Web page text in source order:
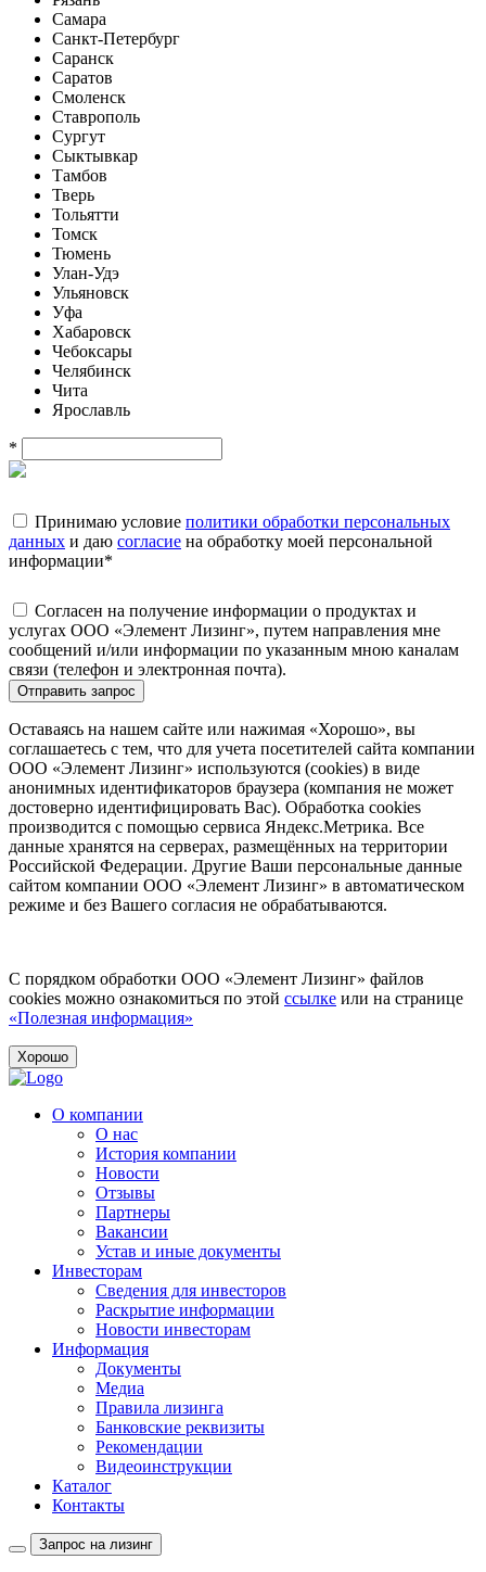
Самара
Санкт-Петербург
Саранск
Саратов
Смоленск
Ставрополь
Сургут
Сыктывкар
Тамбов
Тверь
Тольятти
Томск
Тюмень
Улан-Удэ
Ульяновск
Уфа
Хабаровск
Чебоксары
Челябинск
Чита
Ярославль
*
Принимаю условие политики обработки персональных
данных и даю согласие на обработку моей персональной
информации*
Согласен на получение информации о продуктах и
услугах ООО «Элемент Лизинг», путем направления мне
сообщений и/или информации по указанным мною каналам
связи (телефон и электронная почта).
Отправить запрос
Оставаясь на нашем сайте или нажимая «Хорошо», вы
соглашаетесь с тем, что для учета посетителей сайта компании
ООО «Элемент Лизинг» используются (cookies) в виде
анонимных идентификаторов браузера (компания не может
достоверно идентифицировать Вас). Обработка cookies
производится с помощью сервиса Яндекс.Метрика. Все
данные хранятся на серверах, размещённых на территории
Российской Федерации. Другие Ваши персональные данные
сайтом компании ООО «Элемент Лизинг» в автоматическом
режиме и без Вашего согласия не обрабатываются.
С порядком обработки ООО «Элемент Лизинг» файлов
cookies можно ознакомиться по этой ссылке или на странице
«Полезная информация»
Хорошо
О компании
О нас
История компании
Новости
Отзывы
Партнеры
Вакансии
Устав и иные документы
Инвесторам
Сведения для инвесторов
Раскрытие информации
Новости инвесторам
Информация
Документы
Медиа
Правила лизинга
Банковские реквизиты
Рекомендации
Видеоинструкции
Каталог
Контакты
Запрос на лизинг